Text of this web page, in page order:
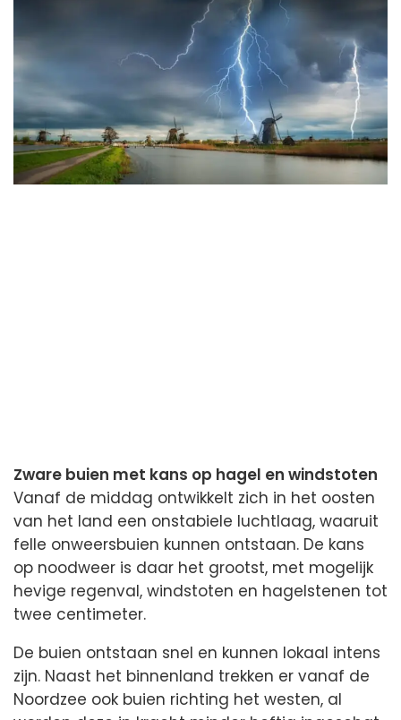
Zware buien met kans op hagel en windstoten
Vanaf de middag ontwikkelt zich in het oosten
van het land een onstabiele luchtlaag, waaruit
felle onweersbuien kunnen ontstaan. De kans
op noodweer is daar het grootst, met mogelijk
hevige regenval, windstoten en hagelstenen tot
twee centimeter.
De buien ontstaan snel en kunnen lokaal intens
zijn. Naast het binnenland trekken er vanaf de
Noordzee ook buien richting het westen, al